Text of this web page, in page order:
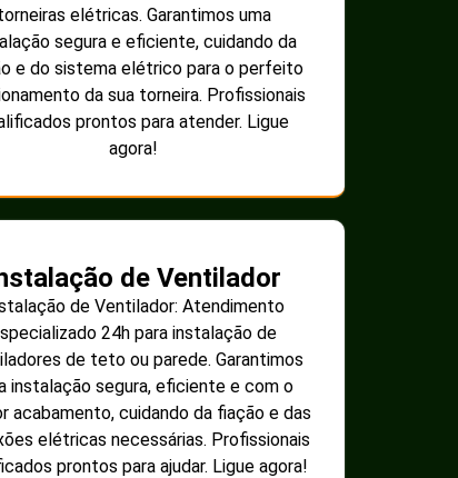
elétricas. Garantimos uma
segura e eficiente, cuidando da
e do sistema elétrico para o perfeito
da sua torneira. Profissionais
prontos para atender. Ligue
agora!
de Ventilador
de Ventilador: Atendimento
24h para instalação de
de teto ou parede. Garantimos
instalação segura, eficiente e com o
acabamento, cuidando da fiação e das
elétricas necessárias. Profissionais
prontos para ajudar. Ligue agora!